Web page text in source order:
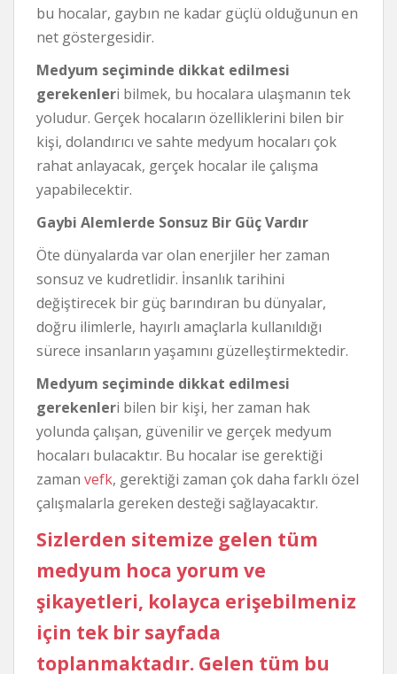
bu hocalar, gaybın ne kadar güçlü olduğunun en
net göstergesidir.
Medyum seçiminde dikkat edilmesi
gerekenleri bilmek, bu hocalara ulaşmanın tek
yoludur. Gerçek hocaların özelliklerini bilen bir
kişi, dolandırıcı ve sahte medyum hocaları çok
rahat anlayacak, gerçek hocalar ile çalışma
yapabilecektir.
Gaybi Alemlerde Sonsuz Bir Güç Vardır
Öte dünyalarda var olan enerjiler her zaman
sonsuz ve kudretlidir. İnsanlık tarihini
değiştirecek bir güç barındıran bu dünyalar,
doğru ilimlerle, hayırlı amaçlarla kullanıldığı
sürece insanların yaşamını güzelleştirmektedir.
Medyum seçiminde dikkat edilmesi
gerekenleri bilen bir kişi, her zaman hak
yolunda çalışan, güvenilir ve gerçek medyum
hocaları bulacaktır. Bu hocalar ise gerektiği
zaman vefk, gerektiği zaman çok daha farklı özel
çalışmalarla gereken desteği sağlayacaktır.
Sizlerden sitemize gelen tüm
medyum hoca yorum ve
şikayetleri, kolayca erişebilmeniz
için tek bir sayfada
toplanmaktadır. Gelen tüm bu